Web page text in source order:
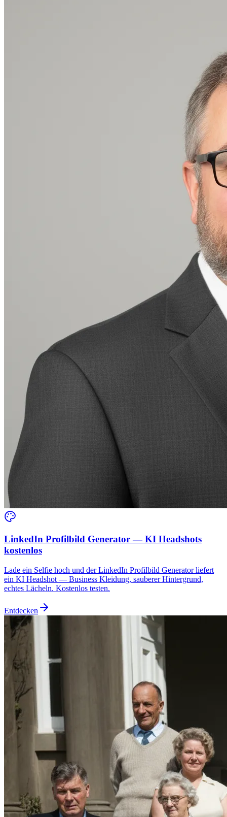
LinkedIn Profilbild Generator — KI Headshots
kostenlos
Lade ein Selfie hoch und der LinkedIn Profilbild Generator liefert
ein KI Headshot — Business Kleidung, sauberer Hintergrund,
echtes Lächeln. Kostenlos testen.
Entdecken